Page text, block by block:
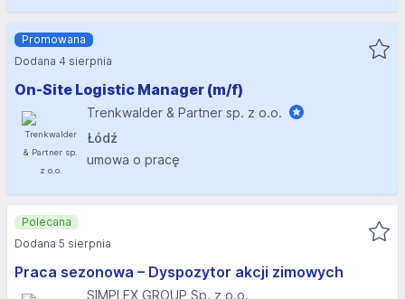
On-Site Logistic Manager (m/f)
Trenkwalder & Partner sp. z o.o.
Łódź
umowa o pracę
Promowana
Dodana 4 sierpnia
Praca sezonowa – Dyspozytor akcji zimowych
SIMPLEX GROUP Sp. z o.o.
Polecana
Dodana 5 sierpnia